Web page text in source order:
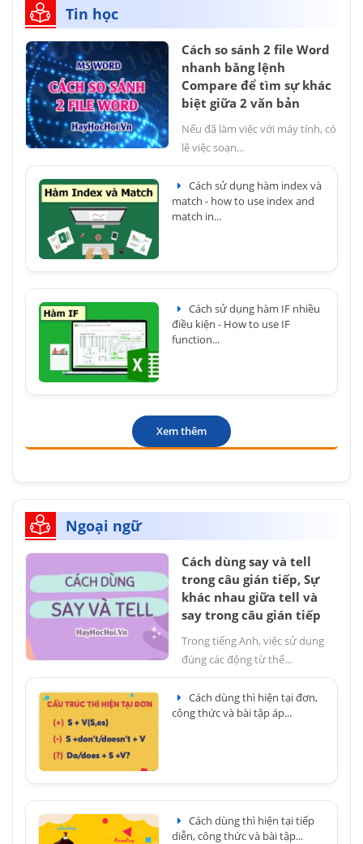
Tin học
Cách so sánh 2 file Word
nhanh bằng lệnh
Compare để tìm sự khác
biệt giữa 2 văn bản
Nếu đã làm việc với máy tính, có
lẽ việc soạn...
Cách sử dụng hàm index và
match - how to use index and
match in...
Cách sử dụng hàm IF nhiều
điều kiện - How to use IF
function...
Xem thêm
Ngoại ngữ
Cách dùng say và tell
trong câu gián tiếp, Sự
khác nhau giữa tell và
say trong câu gián tiếp
Trong tiếng Anh, việc sử dụng
đúng các động từ thể...
Cách dùng thì hiện tại đơn,
công thức và bài tập áp...
Cách dùng thì hiện tại tiếp
diễn, công thức và bài tập...